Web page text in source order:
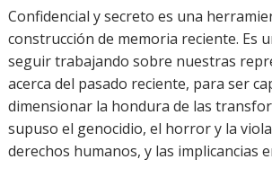
Confidencial y secreto es una
construcción de memoria reciente. Es
seguir trabajando sobre nuestras
acerca del pasado reciente, para ser
dimensionar la hondura de las
supuso el genocidio, el horror y la
derechos humanos, y las implicancias